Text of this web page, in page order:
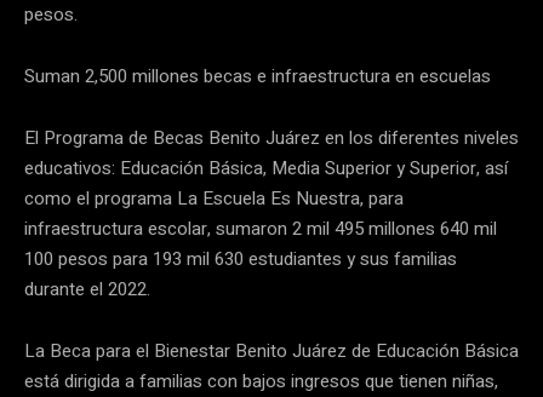
pesos.
Suman 2,500 millones becas e infraestructura en escuelas
El Programa de Becas Benito Juárez en los diferentes niveles
educativos: Educación Básica, Media Superior y Superior, así
como el programa La Escuela Es Nuestra, para
infraestructura escolar, sumaron 2 mil 495 millones 640 mil
100 pesos para 193 mil 630 estudiantes y sus familias
durante el 2022.
La Beca para el Bienestar Benito Juárez de Educación Básica
está dirigida a familias con bajos ingresos que tienen niñas,